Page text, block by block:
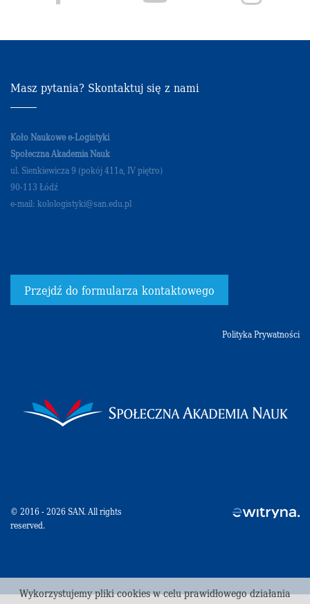
Masz pytania? Skontaktuj się z nami
Koło Naukowe e-Logistyki
Społeczna Akademia Nauk
ul. Sienkiewicza 9 (pokój 411a, IV piętro)
90-113 Łódź
e-mail: kolologistyki@san.edu.pl
Przejdź do formularza kontaktowego
Polityka Prywatności
© 2016 - 2026 SAN. All rights
reserved.
Wykorzystujemy pliki cookies w celu prawidłowego działania